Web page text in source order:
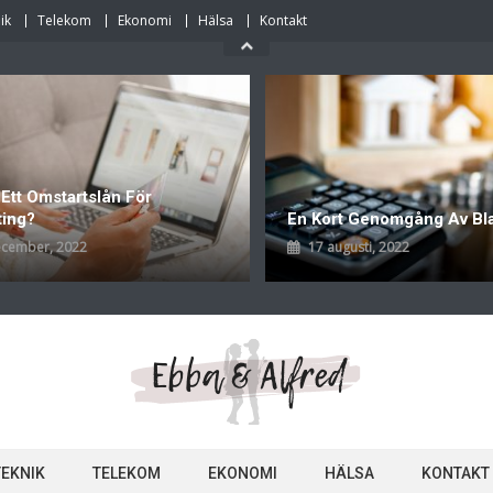
Telekom Ekonomi Hälsa Kontakt
Omstartslån För
2022
En Kort Genomgång Av
17 augusti, 2022
TELEKOM EKONOMI HÄLSA KONTAKT